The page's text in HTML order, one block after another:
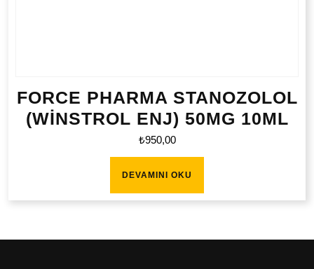
FORCE PHARMA STANOZOLOL
(WİNSTROL ENJ) 50MG 10ML
₺950,00
DEVAMINI OKU